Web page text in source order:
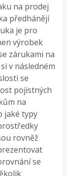
na prodej
předhánějí
je pro
výrobek
zárukami na
v následném
se
pojistných
na
jaké typy
rovněž
se